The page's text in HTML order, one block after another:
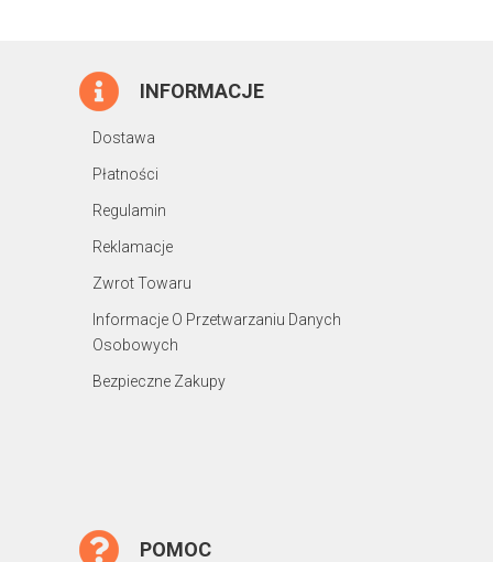
INFORMACJE
Dostawa
Płatności
Regulamin
Reklamacje
Zwrot Towaru
Informacje O Przetwarzaniu Danych
Osobowych
Bezpieczne Zakupy
POMOC